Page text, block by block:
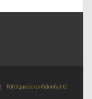
| Politique de confidentialité